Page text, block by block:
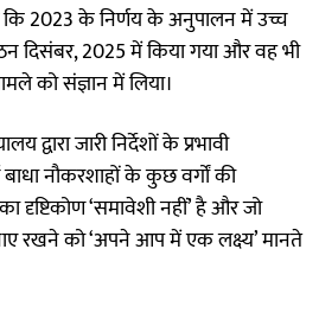
कि 2023 के निर्णय के अनुपालन में उच्च
दिसंबर, 2025 में किया गया और वह भी
को संज्ञान में लिया।
द्वारा जारी निर्देशों के प्रभावी
नौकरशाहों के कुछ वर्गों की
दृष्टिकोण ‘समावेशी नहीं’ है और जो
रखने को ‘अपने आप में एक लक्ष्य’ मानते